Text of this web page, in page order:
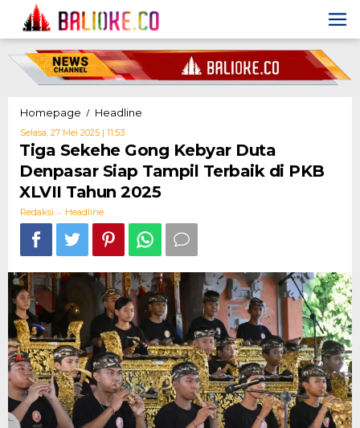
content
Homepage / Headline
Kebyar
Duta
Denpasar
Siap
Terbaik
di
PKB
XLVII
Tahun
2025
Selasa, 27 Mei 2025 | 11:53Oleh
Redaksi
Tiga Sekehe Gong Kebyar Duta
Denpasar Siap Tampil Terbaik di PKB
XLVII Tahun 2025
Redaksi - Headline